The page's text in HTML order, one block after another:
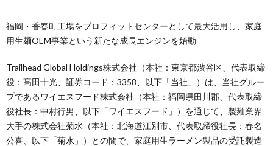
福岡・香春町工場をプロフィットセンターとして最大活用し、家庭
用生麺OEM事業という新たな成長エンジンを始動
Trailhead Global Holdings株式会社（本社：東京都渋谷区、代表取締
役：髙田十光、証券コード：3358、以下「当社」）は、当社グルー
プであるワイエスフード株式会社（本社：福岡県田川郡、代表取締
役社長：中村行男、以下「ワイエスフード」）を通じて、製麺業界
大手の株式会社菊水（本社：北海道江別市、代表取締役社長：春名
公喜、以下「菊水」）との間で、家庭用生ラーメン製品の受託製造